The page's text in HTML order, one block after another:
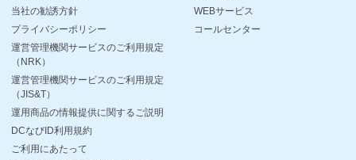
当社の勧誘方針
プライバシーポリシー
運営管理機関サービスのご利用規定
（NRK）
運営管理機関サービスのご利用規定
（JIS&T）
運用商品の情報提供に関するご説明
DCなびID利用規約
ご利用にあたって
WEBサービス
コールセンター